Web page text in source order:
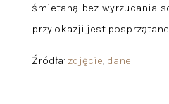
śmietaną bez wyrzucania
przy okazji jest
Źródła: zdjęcie, dane